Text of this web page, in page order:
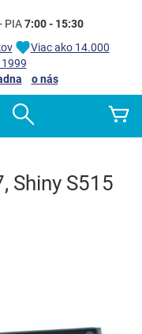
PIA7:00 - 15:30
Viac ako 14.000
o nás
Shiny S515